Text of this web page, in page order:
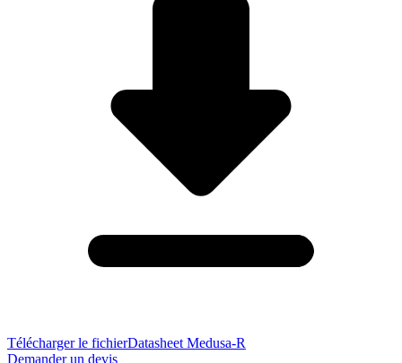
Télécharger le fichierDatasheet Medusa-R
Demander un devis